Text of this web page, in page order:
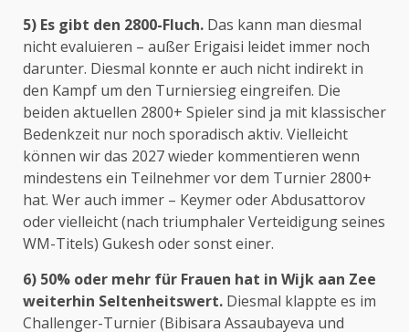
5) Es gibt den 2800-Fluch. Das kann man diesmal
nicht evaluieren – außer Erigaisi leidet immer noch
darunter. Diesmal konnte er auch nicht indirekt in
den Kampf um den Turniersieg eingreifen. Die
beiden aktuellen 2800+ Spieler sind ja mit klassischer
Bedenkzeit nur noch sporadisch aktiv. Vielleicht
können wir das 2027 wieder kommentieren wenn
mindestens ein Teilnehmer vor dem Turnier 2800+
hat. Wer auch immer – Keymer oder Abdusattorov
oder vielleicht (nach triumphaler Verteidigung seines
WM-Titels) Gukesh oder sonst einer.
6) 50% oder mehr für Frauen hat in Wijk aan Zee
weiterhin Seltenheitswert. Diesmal klappte es im
Challenger-Turnier (Bibisara Assaubayeva und